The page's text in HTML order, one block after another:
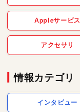
Appleサービス
アクセサリ
情報カテゴリ
インタビュー